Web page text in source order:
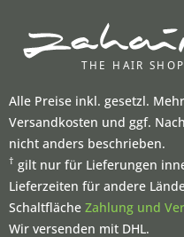
Alle Preise inkl. gesetzl.
Versandkosten und ggf.
nicht anders beschrieben.
† gilt nur für Lieferungen
Lieferzeiten für andere
Schaltfläche Zahlung und
Wir versenden mit DHL.